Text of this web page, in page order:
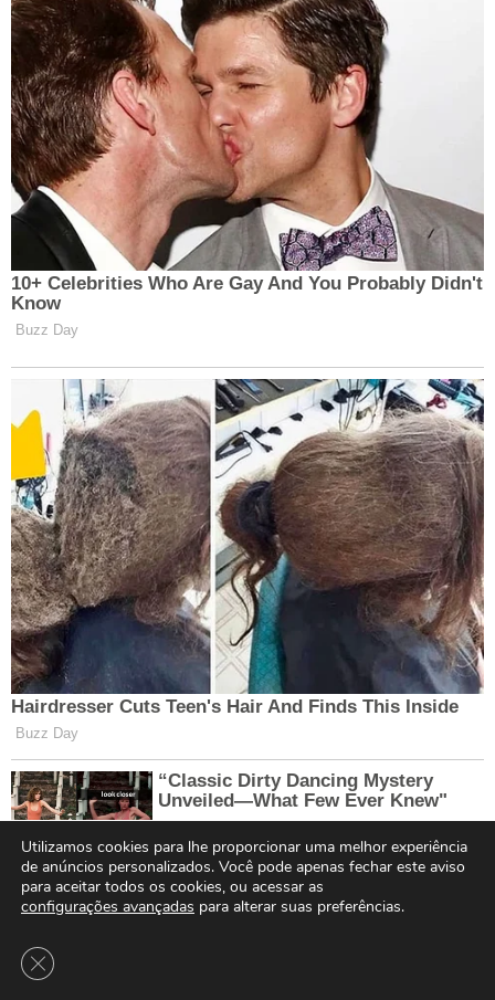
Utilizamos cookies para lhe proporcionar uma melhor experiência
de anúncios personalizados. Você pode apenas fechar este aviso
para aceitar todos os cookies, ou acessar as
configurações avançadas para alterar suas preferências.
Close GDPR Cookie Banner